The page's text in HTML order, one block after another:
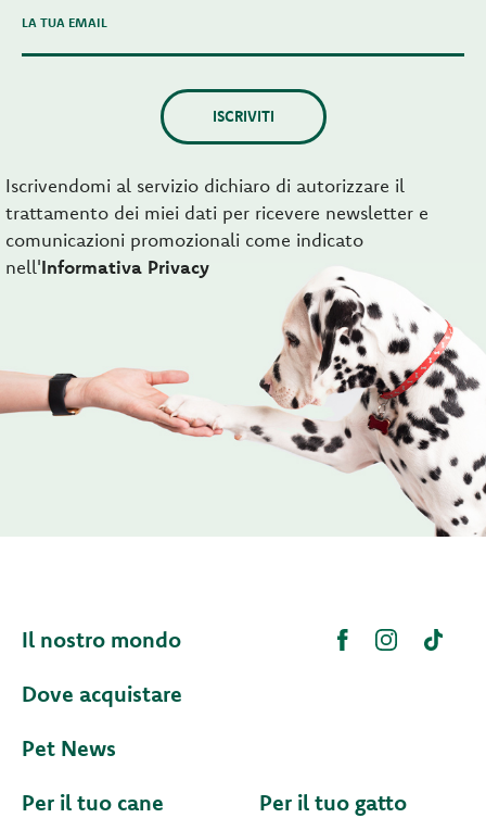
LA TUA EMAIL
ISCRIVITI
Iscrivendomi al servizio dichiaro di autorizzare il
trattamento dei miei dati per ricevere newsletter e
comunicazioni promozionali come indicato
nell'Informativa Privacy
Il nostro mondo
Dove acquistare
Pet News
Per il tuo cane
Per il tuo gatto